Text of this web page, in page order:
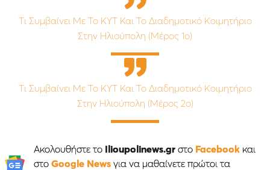
Τι Συμβαίνει Με Το ΚΥΤ Και Το Διαδημοτικό Κοιμητήριο
Στην Ηλιούπολη (Μέρος 1ο)
Τι Συμβαίνει Με Το ΚΥΤ Και Το Διαδημοτικό Κοιμητήριο
Στην Ηλιούπολη (Μέρος 2ο)
Ακολουθήστε το Ilioupolinews.grστο Facebookκαι
στο Google Newsγια να μαθαίνετε πρώτοι τα